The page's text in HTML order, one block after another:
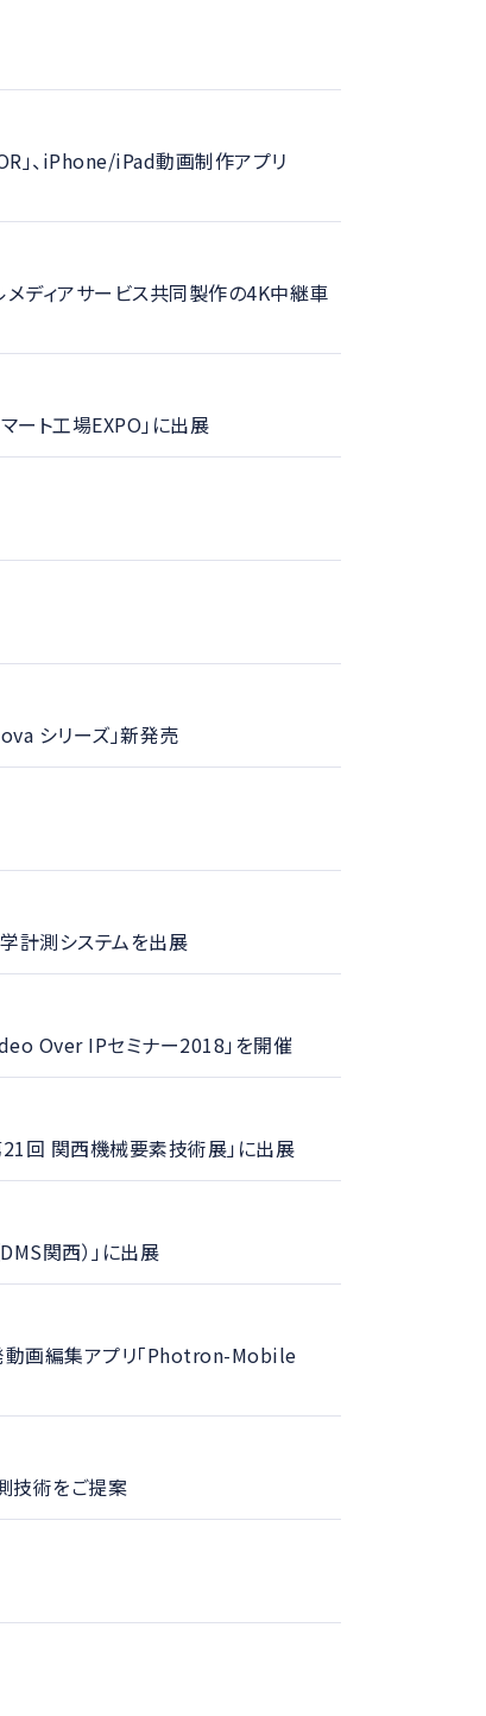
」、iPhone/iPad動画制作アプリ
メディアサービス共同製作の4K中継車
ート工場EXPO」に出展
シリーズ」新発売
計測システムを出展
Over IPセミナー2018」を開催
回 関西機械要素技術展」に出展
関西）」に出展
動画編集アプリ「Photron-Mobile
技術をご提案